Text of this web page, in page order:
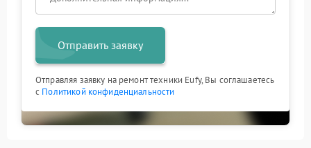
Отправить заявку
Отправляя заявку на ремонт техники Eufy, Вы соглашаетесь
с Политикой конфиденциальности